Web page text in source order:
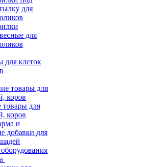
для
для
для клеток
товары для
коров
и
добавки для